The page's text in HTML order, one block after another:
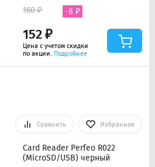
152 ₽
160 ₽ -8 ₽
Цена с учетом скидки
по акции. Подробнее
Сравнить Избранное
Card Reader Perfeo R022
(MicroSD/USB) черный